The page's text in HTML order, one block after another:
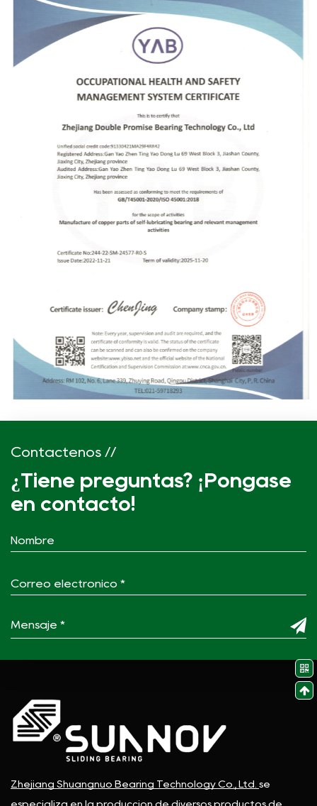
Contáctenos //
¿Tiene preguntas? ¡Póngase
en contacto!
Zhejiang Shuangnuo Bearing Technology Co., Ltd. se
especializa en la producción de diversos productos de